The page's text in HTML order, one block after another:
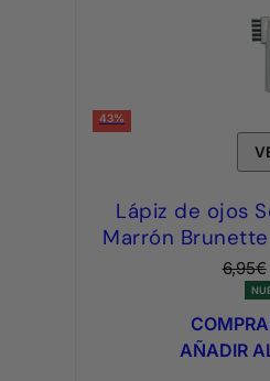
43%
Lápiz de ojos
Marrón
6,95€
AÑADIR